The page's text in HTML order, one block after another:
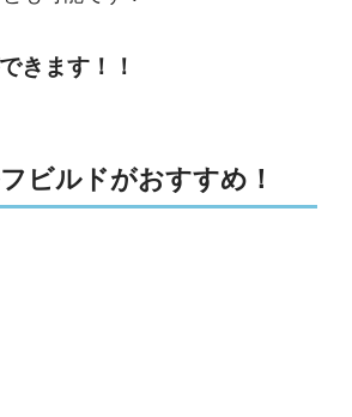
きます！！
ビルドがおすすめ！